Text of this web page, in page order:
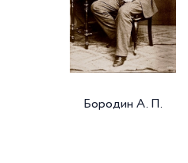
Бородин А. П.